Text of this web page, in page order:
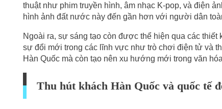
thuật như phim truyền hình, âm nhạc K-pop, và điện
hình ảnh đất nước này đến gần hơn với người dân
Ngoài ra, sự sáng tạo còn được thể hiện qua các thiết
sự đổi mới trong các lĩnh vực như trò chơi điện tử và
Hàn Quốc mà còn tạo nên xu hướng mới trong văn
Thu hút khách Hàn Quốc và quốc tế